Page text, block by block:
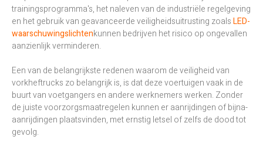
trainingsprogramma's, het naleven van de industriële regelgeving
en het gebruik van geavanceerde veiligheidsuitrusting zoalsLED-
waarschuwingslichtenkunnen bedrijven het risico op ongevallen
aanzienlijk verminderen.
Een van de belangrijkste redenen waarom de veiligheid van
vorkheftrucks zo belangrijk is, is dat deze voertuigen vaak in de
buurt van voetgangers en andere werknemers werken. Zonder
de juiste voorzorgsmaatregelen kunnen er aanrijdingen of bijna-
aanrijdingen plaatsvinden, met ernstig letsel of zelfs de dood tot
gevolg.